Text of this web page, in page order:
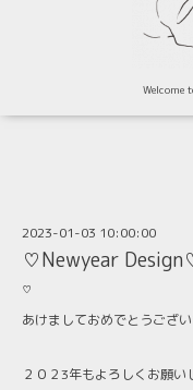
Welcome
2023-01-03 10:00:00
♡Newyear
♡
あけましておめでとうござ
２０２3年もよろしくお願